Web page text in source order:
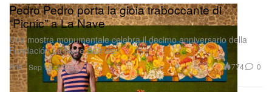
Arte
Pedro Pedro porta la gioia traboccante di
“Picnic” a La Nave
Una mostra monumentale celebra il decimo anniversario della
Fundación La Nave Salinas.
Sep 19, 2025 774 0